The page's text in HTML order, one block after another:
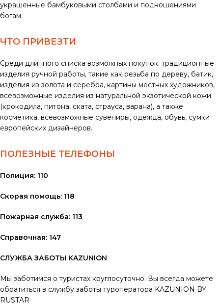
украшенные бамбуковыми столбами и подношениями
богам.
ЧТО ПРИВЕЗТИ
Среди длинного списка возможных покупок: традиционные
изделия ручной работы, такие как резьба по дереву, батик,
изделия из золота и серебра, картины местных художников,
всевозможные изделия из натуральной экзотической кожи
(крокодила, питона, ската, страуса, варана), а также
косметика, всевозможные сувениры, одежда, обувь, сумки
европейских дизайнеров.
ПОЛЕЗНЫЕ ТЕЛЕФОНЫ
Полиция: 110
Скорая помощь: 118
Пожарная служба: 113
Справочная: 147
СЛУЖБА ЗАБОТЫ KAZUNION
Мы заботимся о туристах круглосуточно. Вы всегда можете
обратиться в службу заботы туроператора KAZUNION BY
RUSTAR